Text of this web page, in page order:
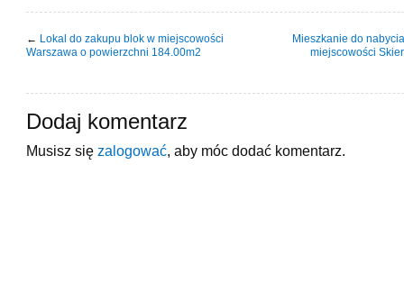
← Lokal do zakupu blok w miejscowości
Warszawa o powierzchni 184.00m2
Mieszkanie do
miejscowości
Dodaj komentarz
Musisz się zalogować , aby móc dodać komentarz.